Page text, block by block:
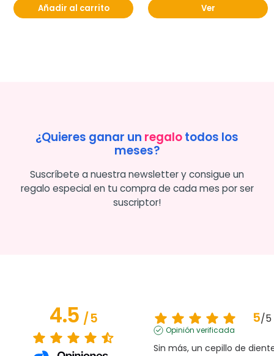
Añadir al carrito Ver
¿Quieres ganar un regalotodos los
meses?
Suscríbete a nuestra newsletter y consigue un
regalo especial en tu compra de cada mes por ser
suscriptor!
4.5/5 5/5
Opinión verificada
Sin más, un cepillo de